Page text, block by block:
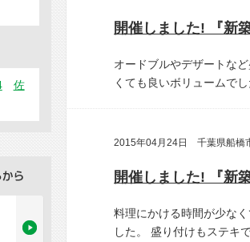
オードブルやデザートな
くても良いボリュームでし
2015年04月24日 千葉県船
料理にかける時間が少な
した。
盛り付けもステキ
佐